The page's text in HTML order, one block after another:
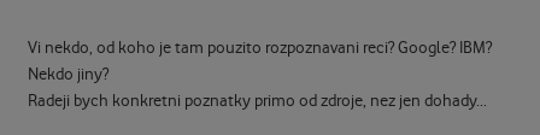
Vi nekdo, od koho je tam pouzito rozpoznavani reci? Google? IBM?
Nekdo jiny?
Radeji bych konkretni poznatky primo od zdroje, nez jen dohady...